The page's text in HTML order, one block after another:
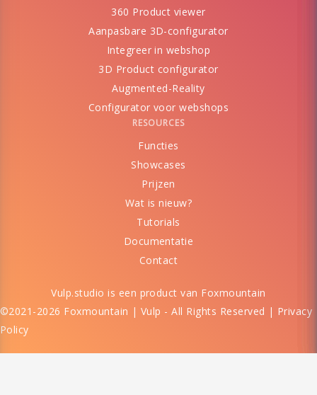
360 Product viewer
Aanpasbare 3D-configurator
Integreer in webshop
3D Product configurator
Augmented-Reality
Configurator voor webshops
RESOURCES
Functies
Showcases
Prijzen
Wat is nieuw?
Tutorials
Documentatie
Contact
Vulp.studio is een product van Foxmountain
©2021-2026 Foxmountain | Vulp - All Rights Reserved | Privacy
Policy